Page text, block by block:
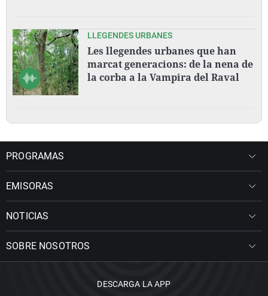
LLEGENDES URBANES
Les llegendes urbanes que han
marcat generacions: de la nena de
la corba a la Vampira del Raval
PROGRAMAS
EMISORAS
NOTICIAS
SOBRE NOSOTROS
DESCARGA LA APP